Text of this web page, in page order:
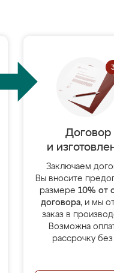
Договор
и
Заключаем
Вы вносите
размере 10% от
договора, и мы
заказ в
Возможна
рассрочку без